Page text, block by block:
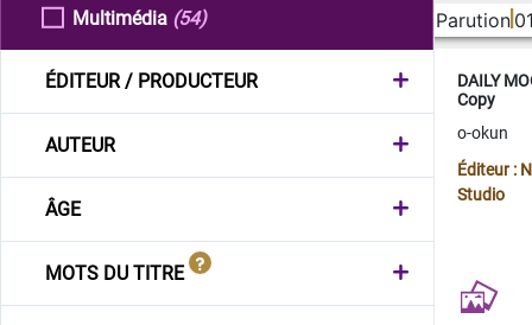
Multimédia (54)
ÉDITEUR / PRODUCTEUR
AUTEUR
ÂGE
MOTS DU TITRE
Parution
DAILY
Copy
o-okun
Éditeur :
Studio